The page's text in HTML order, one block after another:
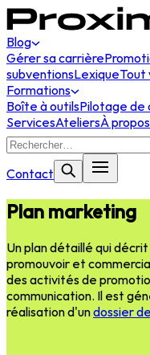
Blog
Gérer sa carrière
subventionsLexiqueTout
Formations
Boîte à outilsPilotage de
ServicesAteliersÀ propos
Contact
Plan marketing
Un plan détaillé qui
promouvoir et
des activités de
communication. Il est
réalisation d'undossier